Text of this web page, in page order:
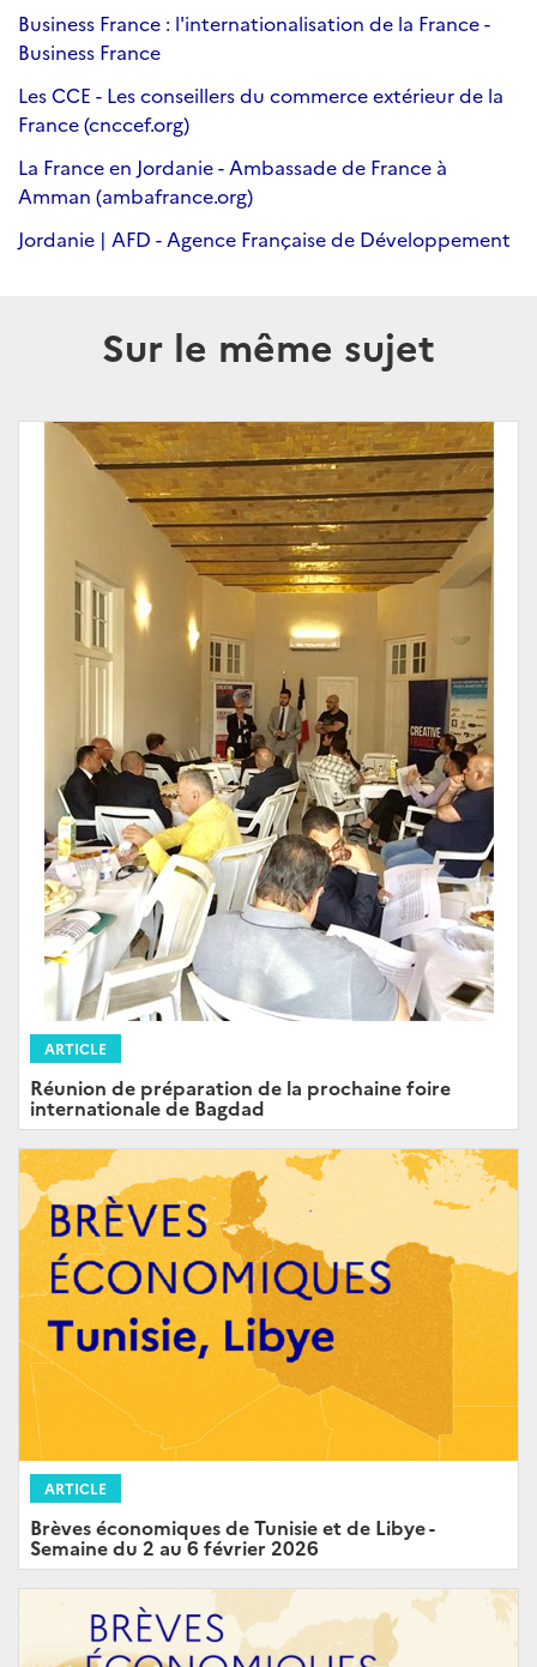
Business France : l'internationalisation de la France -
Business France
Les CCE - Les conseillers du commerce extérieur de la
France (cnccef.org)
La France en Jordanie - Ambassade de France à
Amman (ambafrance.org)
Jordanie | AFD - Agence Française de Développement
Sur le même sujet
ARTICLE
Réunion de préparation de la prochaine foire
internationale de Bagdad
ARTICLE
Brèves économiques de Tunisie et de Libye -
Semaine du 2 au 6 février 2026